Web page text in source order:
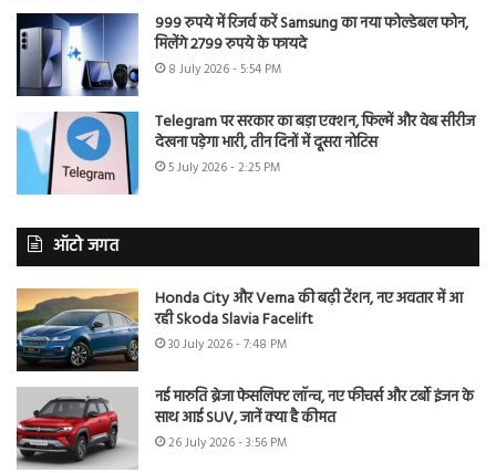
999 रुपये में रिजर्व करें Samsung का नया फोल्डेबल फोन,
मिलेंगे 2799 रुपये के फायदे
8 July 2026 - 5:54 PM
Telegram पर सरकार का बड़ा एक्शन, फिल्में और वेब सीरीज
देखना पड़ेगा भारी, तीन दिनों में दूसरा नोटिस
5 July 2026 - 2:25 PM
ऑटो जगत
Honda City और Verna की बढ़ी टेंशन, नए अवतार में आ
रही Skoda Slavia Facelift
30 July 2026 - 7:48 PM
नई मारुति ब्रेजा फेसलिफ्ट लॉन्च, नए फीचर्स और टर्बो इंजन के
साथ आई SUV, जानें क्या है कीमत
26 July 2026 - 3:56 PM